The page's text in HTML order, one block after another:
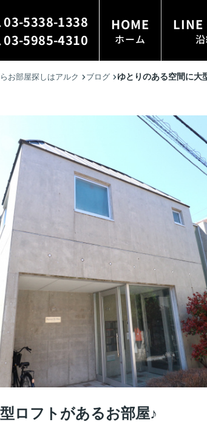
03-5338-1338
03-5985-4310
HOME
ホーム
LINE
お部屋探しはアルク ブログ ゆとりのある空間に大
ロフトがあるお部屋♪